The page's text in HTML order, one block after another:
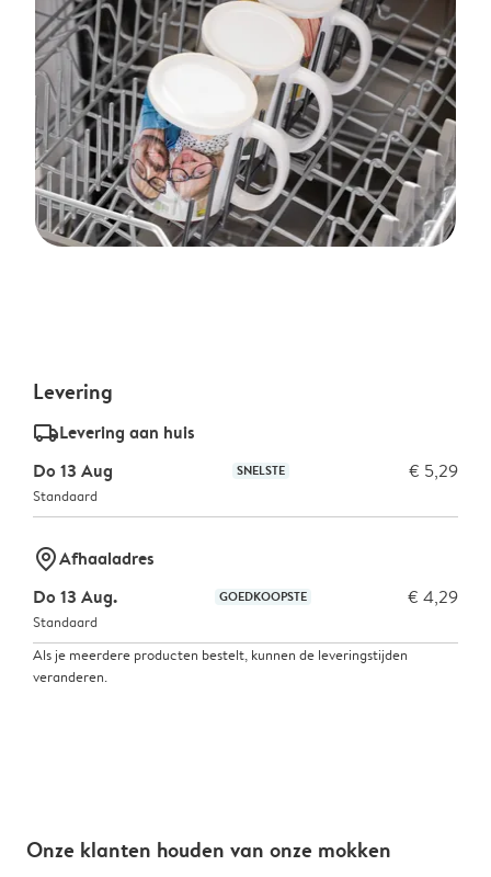
Levering
delivery_standard_v2Levering aan huis
Do 13 Aug
SNELSTE € 5,29
Standaard
marker-pinAfhaaladres
Do 13 Aug.
GOEDKOOPSTE € 4,29
Standaard
Als je meerdere producten bestelt, kunnen de leveringstijden
veranderen.
Onze klanten houden van onze mokken